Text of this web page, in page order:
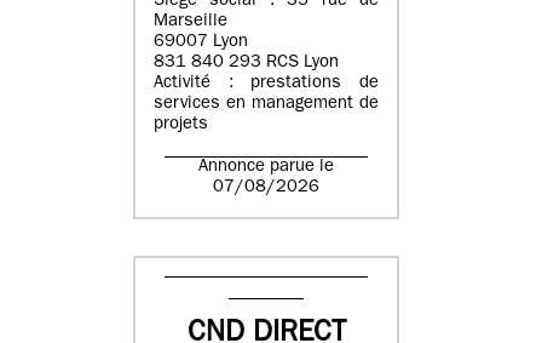
Marseille
69007 Lyon
831 840 293 RCS Lyon
Activité : prestations de
services en management de
projets
Annonce parue le
07/08/2026
CND DIRECT